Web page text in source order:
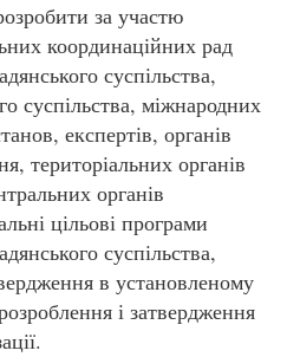
за участю
координаційних рад
суспільства,
суспільства, міжнародних
експертів, органів
територіальних органів
органів
цільові програми
суспільства,
в установленому
і затвердження